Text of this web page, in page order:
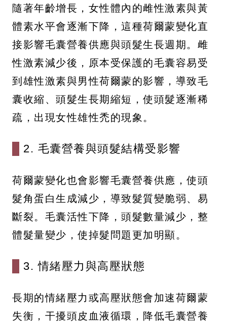
隨著年齡增長，女性體內的雌性激素與黃
體素水平會逐漸下降，這種荷爾蒙變化直
接影響毛囊營養供應與頭髮生長週期。雌
性激素減少後，原本受保護的毛囊容易受
到雄性激素與男性荷爾蒙的影響，導致毛
囊收縮、頭髮生長期縮短，使頭髮逐漸稀
疏，出現女性雄性禿的現象。
2. 毛囊營養與頭髮結構受影響
荷爾蒙變化也會影響毛囊營養供應，使頭
髮角蛋白生成減少，導致髮質變脆弱、易
斷裂。毛囊活性下降，頭髮數量減少，整
體髮量變少，使掉髮問題更加明顯。
3. 情緒壓力與高壓狀態
長期的情緒壓力或高壓狀態會加速荷爾蒙
失衡，干擾頭皮血液循環，降低毛囊營養